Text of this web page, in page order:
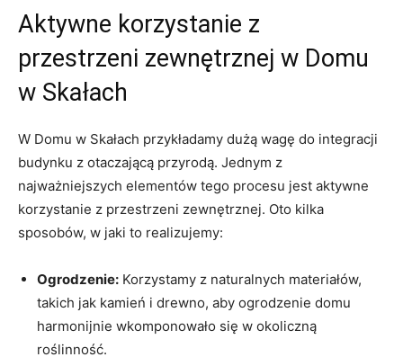
Aktywne korzystanie z‌
przestrzeni zewnętrznej w Domu
w ⁢Skałach
W Domu w Skałach przykładamy dużą wagę do integracji
budynku z‌ otaczającą ⁣przyrodą. Jednym z‍
najważniejszych⁣ elementów tego ​procesu jest aktywne
korzystanie ‌z przestrzeni zewnętrznej. Oto‍ kilka⁤
sposobów,‌ w jaki to realizujemy:
Ogrodzenie: Korzystamy z naturalnych materiałów,⁢
takich ​jak kamień i drewno, aby ogrodzenie domu
harmonijnie wkomponowało ⁣się ⁢w okoliczną
roślinność.